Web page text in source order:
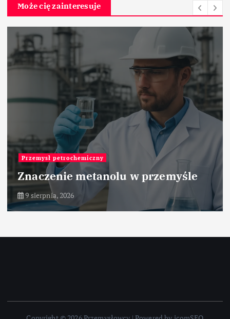
Może cię zainteresuje
Przemysł petrochemiczny
Znaczenie metanolu w przemyśle
9 sierpnia, 2026